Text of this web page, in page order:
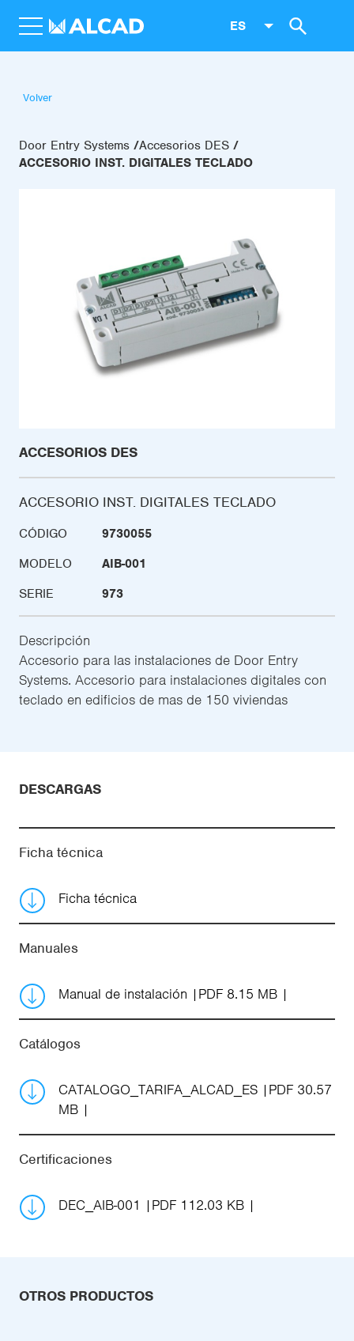
ES
Volver
Door Entry Systems Accesorios DES
ACCESORIO INST. DIGITALES TECLADO
ACCESORIOS DES
ACCESORIO INST. DIGITALES TECLADO
CÓDIGO
9730055
MODELO
AIB-001
SERIE
973
Descripción
Accesorio para las instalaciones de Door Entry
Systems. Accesorio para instalaciones digitales con
teclado en edificios de mas de 150 viviendas
DESCARGAS
Ficha técnica
Ficha técnica
Manuales
Manual de instalación PDF 8.15 MB
Catálogos
CATALOGO_TARIFA_ALCAD_ES
PDF 30.57
MB
Certificaciones
DEC_AIB-001 PDF 112.03 KB
OTROS PRODUCTOS